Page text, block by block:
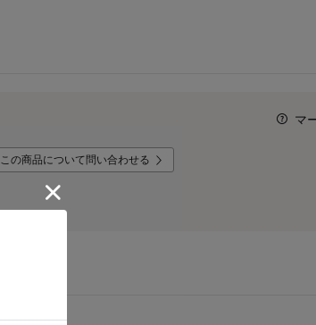
マ
この商品について問い合わせる